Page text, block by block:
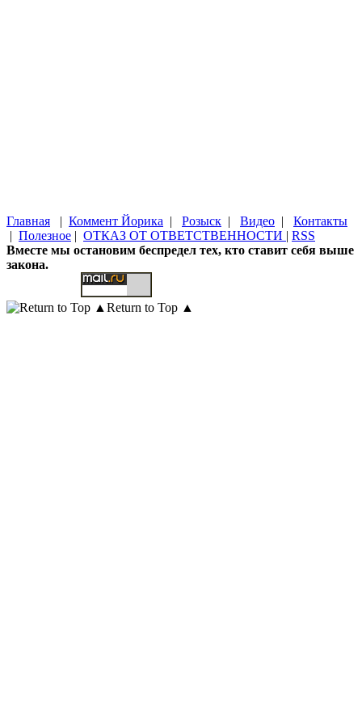
Главная | Коммент Йорика | Розыск | Видео | Контакты
| Полезное | ОТКАЗ ОТ ОТВЕТСТВЕННОСТИ | RSS
Вместе мы остановим беспредел тех, кто ставит себя выше
закона.
Return to Top ▲